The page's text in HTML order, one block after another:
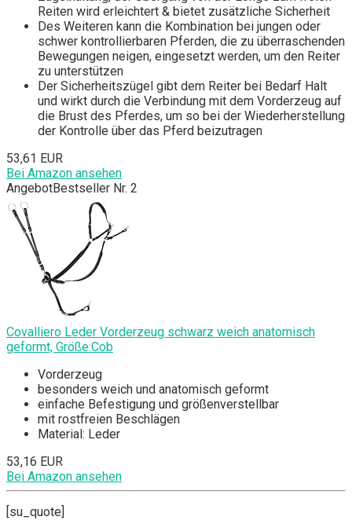
Reiten wird erleichtert & bietet zusätzliche Sicherheit
Des Weiteren kann die Kombination bei jungen oder
schwer kontrollierbaren Pferden, die zu überraschenden
Bewegungen neigen, eingesetzt werden, um den Reiter
zu unterstützen
Der Sicherheitszügel gibt dem Reiter bei Bedarf Halt
und wirkt durch die Verbindung mit dem Vorderzeug auf
die Brust des Pferdes, um so bei der Wiederherstellung
der Kontrolle über das Pferd beizutragen
53,61 EUR
Bei Amazon ansehen
AngebotBestseller Nr. 2
Covalliero Leder Vorderzeug schwarz weich anatomisch
geformt, Größe:Cob
Vorderzeug
besonders weich und anatomisch geformt
einfache Befestigung und größenverstellbar
mit rostfreien Beschlägen
Material: Leder
53,16 EUR
Bei Amazon ansehen
[su_quote]